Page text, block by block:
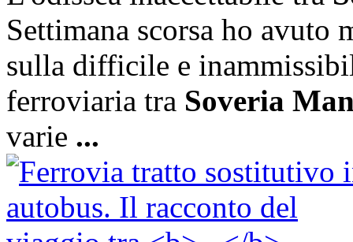
Settimana scorsa ho avuto
sulla difficile e
ferroviaria tra Soveria
varie ...